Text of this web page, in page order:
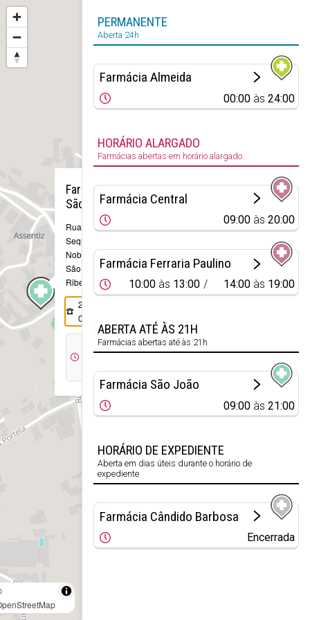
Farmácia
São João
Rua Manuel
Sequeira
Nobre, nº 7
São João da
Ribeira
243 945
087
09:00
21:00
PERMANENTE
Aberta 24h
Farmácia Almeida
00:00 às24:00
HORÁRIO ALARGADO
Farmácias abertas em horário alargado
Farmácia Central
09:00 às20:00
Farmácia Ferraria Paulino
10:00 às 13:00 14:00 às 19:00
ABERTA ATÉ ÀS 21H
Farmácias abertas até às 21h
Farmácia São João
09:00 às21:00
HORÁRIO DE EXPEDIENTE
Aberta em dias úteis durante o horário de
expediente
Farmácia Cândido Barbosa
Encerrada